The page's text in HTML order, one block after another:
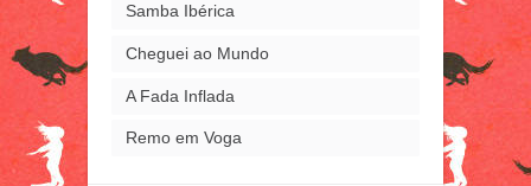
Samba Ibérica
Cheguei ao Mundo
A Fada Inflada
Remo em Voga